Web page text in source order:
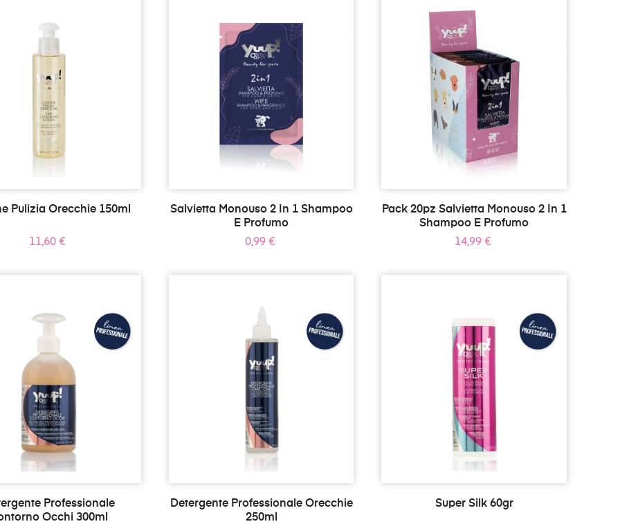
Pulizia Orecchie 150ml
Prezzo
11,60 €
Salvietta Monouso 2 In 1 Shampoo
E Profumo
Prezzo
0,99 €
Pack 20pz Salvietta Monouso 2 In 1
Shampoo E Profumo
Prezzo
14,99 €
Professionale
Occhi 300ml
Detergente Professionale Orecchie
250ml
Super Silk 60gr